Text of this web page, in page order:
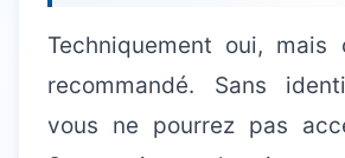
Techniquement oui,
recommandé. Sans
vous ne pourrez pas